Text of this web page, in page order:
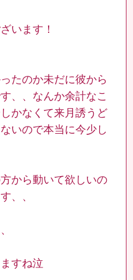
います！
たのか未だに彼から
、、なんか余計なこ
かなくて来月誘うど
いので本当に今少し
から動いて欲しいの
、、
すね泣